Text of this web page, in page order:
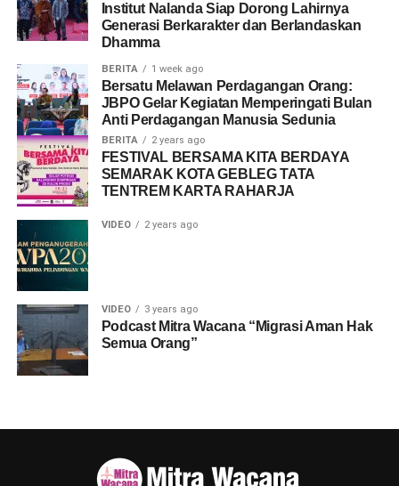
Institut Nalanda Siap Dorong Lahirnya
Generasi Berkarakter dan Berlandaskan
Dhamma
BERITA 1 week ago
Bersatu Melawan Perdagangan Orang:
JBPO Gelar Kegiatan Memperingati Bulan
Anti Perdagangan Manusia Sedunia
BERITA 2 years ago
FESTIVAL BERSAMA KITA BERDAYA
SEMARAK KOTA GEBLEG TATA
TENTREM KARTA RAHARJA
VIDEO 2 years ago
VIDEO 3 years ago
Podcast Mitra Wacana “Migrasi Aman Hak
Semua Orang”